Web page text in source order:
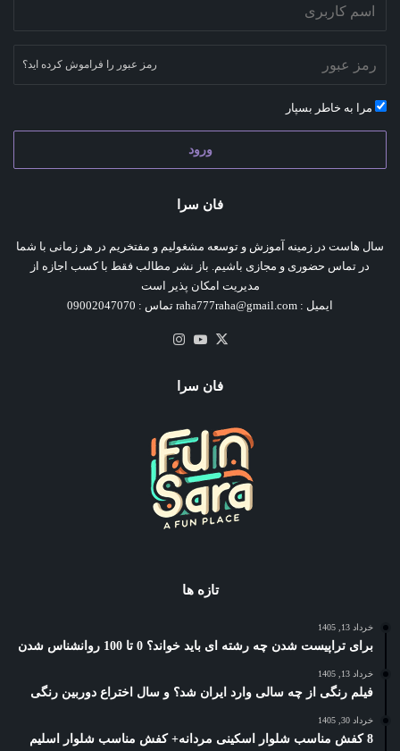
رمز عبور را فراموش کرده اید؟
مرا به خاطر بسپار
ورود
فان سرا
سال هاست در زمینه آموزش و توسعه مشغولیم و مفتخریم در هر زمانی با شما
در تماس حضوری و مجازی باشیم. باز نشر مطالب فقط با کسب اجازه از
مدیریت امکان پذیر است
ایمیل : raha777raha@gmail.com تماس : 09002047070
X یوتیوب
فان سرا
تازه ها
خرداد 13, 1405
برای تراپیست شدن چه رشته ای باید خواند؟ 0 تا 100 روانشناس شدن
خرداد 13, 1405
فیلم رنگی از چه سالی وارد ایران شد؟ و سال اختراع دوربین رنگی
خرداد 30, 1405
8 کفش مناسب شلوار اسکینی مردانه+ کفش مناسب شلوار اسلیم